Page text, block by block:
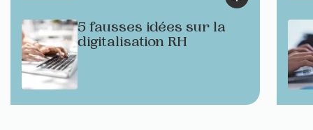
5 fausses idées sur la
digitalisation RH